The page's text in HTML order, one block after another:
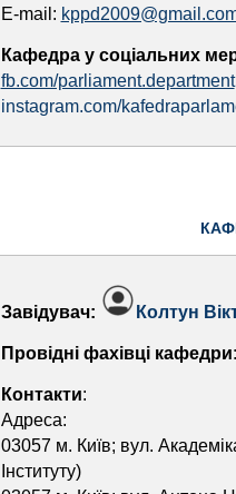
E-mail:
Кафедра у соціальних
fb.com/parliament.department
instagram.com/
Завідувач: Колтун
Провідні фахівці кафедри
Контакти:
Адреса:
03057 м. Київ; вул.
Інституту)